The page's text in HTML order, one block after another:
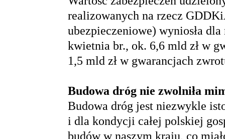
realizowanych na rzecz
ubezpieczeniowe) wyniosła
kwietnia br., ok. 6,6 mld zł w
1,5 mld zł w gwarancjach
Budowa dróg nie zwolniła
Budowa dróg jest niezwykle
i dla kondycji całej polskiej
budów w naszym kraju, co